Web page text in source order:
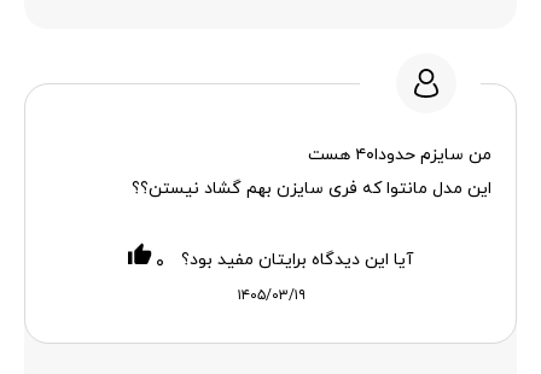
من سایزم حدودا۴۰ هست
این مدل مانتوا که فری سایزن بهم گشاد نیستن؟؟
۱۴۰۵/۰۳/۱۹
آیا این دیدگاه برایتان مفید بود؟ ۰